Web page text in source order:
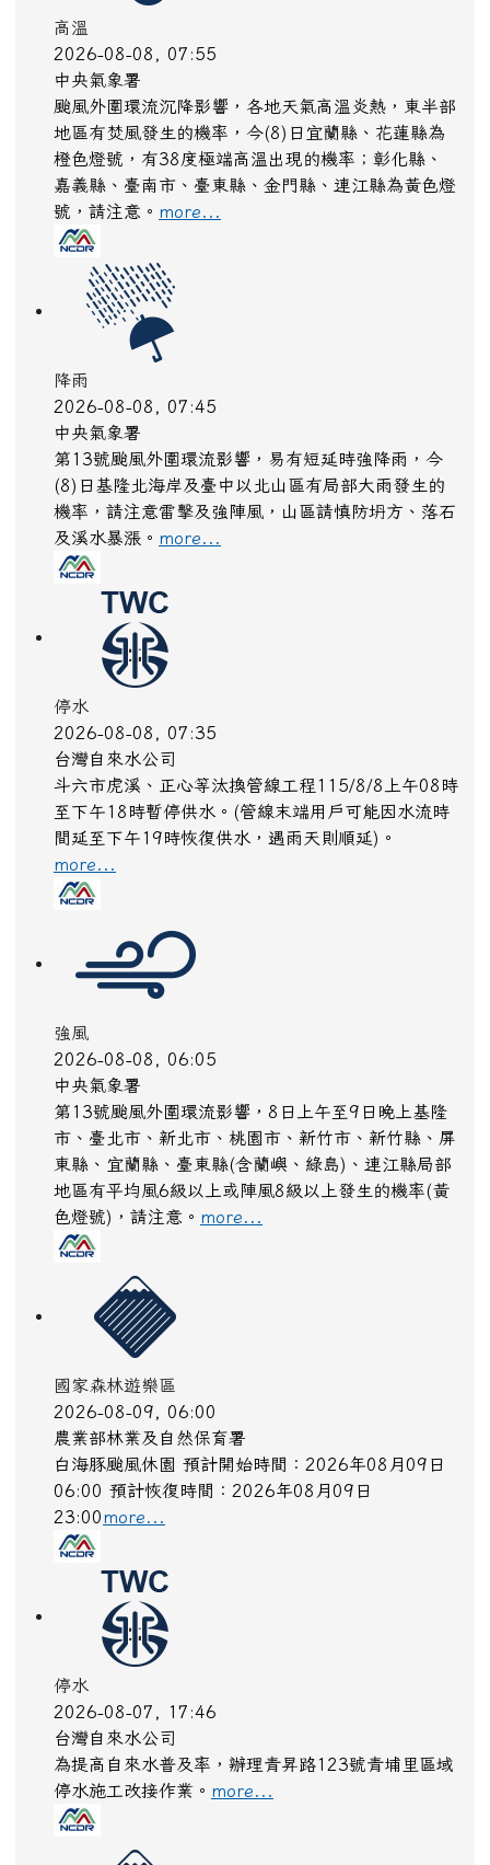
高溫
2026-08-08, 07:55
中央氣象署
颱風外圍環流沉降影響，各地天氣高溫炎熱，東半部
地區有焚風發生的機率，今(8)日宜蘭縣、花蓮縣為
橙色燈號，有38度極端高溫出現的機率；彰化縣、
嘉義縣、臺南市、臺東縣、金門縣、連江縣為黃色燈
號，請注意。 more...
降雨
2026-08-08, 07:45
中央氣象署
第13號颱風外圍環流影響，易有短延時強降雨，今
(8)日基隆北海岸及臺中以北山區有局部大雨發生的
機率，請注意雷擊及強陣風，山區請慎防坍方、落石
及溪水暴漲。 more...
停水
2026-08-08, 07:35
台灣自來水公司
斗六市虎溪、正心等汰換管線工程115/8/8上午08時
至下午18時暫停供水。(管線末端用戶可能因水流時
間延至下午19時恢復供水，遇雨天則順延)。
more...
強風
2026-08-08, 06:05
中央氣象署
第13號颱風外圍環流影響，8日上午至9日晚上基隆
市、臺北市、新北市、桃園市、新竹市、新竹縣、屏
東縣、宜蘭縣、臺東縣(含蘭嶼、綠島)、連江縣局部
地區有平均風6級以上或陣風8級以上發生的機率(黃
色燈號)，請注意。 more...
國家森林遊樂區
2026-08-09, 06:00
農業部林業及自然保育署
白海豚颱風休園 預計開始時間：2026年08月09日
06:00 預計恢復時間：2026年08月09日
23:00more...
停水
2026-08-07, 17:46
台灣自來水公司
為提高自來水普及率，辦理青昇路123號青埔里區域
停水施工改接作業。 more...